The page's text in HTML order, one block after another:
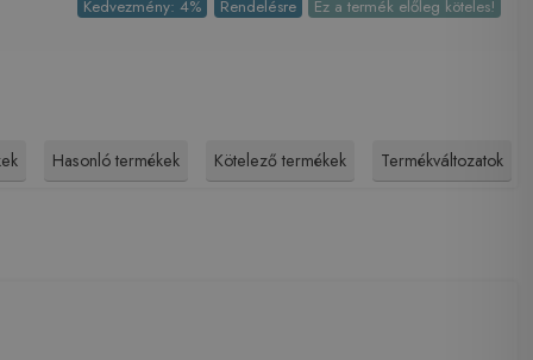
Kedvezmény: 4% Rendelésre Ez a termék előleg köteles!
Hasonló termékek Kötelező termékek Termékváltozatok